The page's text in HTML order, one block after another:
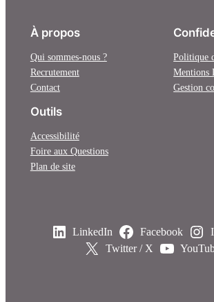
À propos
Qui sommes-nous ?
Recrutement
Contact
Politique
Mentions
Gestion
Outils
Accessibilité
Foire aux Questions
Plan de site
LinkedIn Facebook
Twitter / X